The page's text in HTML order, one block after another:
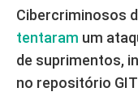
Cibercriminosos
tentaram um
de suprimentos,
no repositório GIT